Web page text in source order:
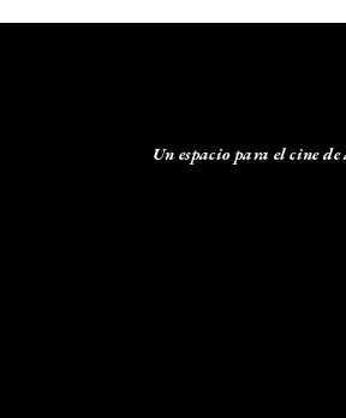
Un espacio para el cine